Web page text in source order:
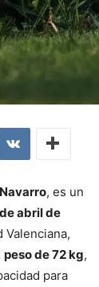
, es un
abril de
Valenciana,
peso de 72 kg,
para